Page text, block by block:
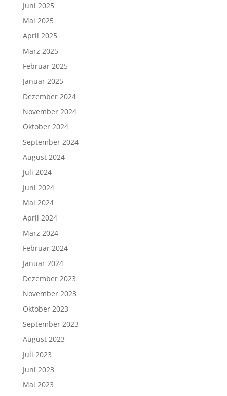
Juni 2025
Mai 2025
April 2025
März 2025
Februar 2025
Januar 2025
Dezember 2024
November 2024
Oktober 2024
September 2024
August 2024
Juli 2024
Juni 2024
Mai 2024
April 2024
März 2024
Februar 2024
Januar 2024
Dezember 2023
November 2023
Oktober 2023
September 2023
August 2023
Juli 2023
Juni 2023
Mai 2023